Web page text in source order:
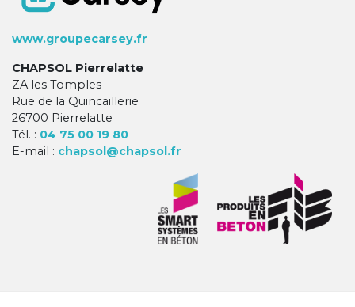
www.groupecarsey.fr
CHAPSOL Pierrelatte
ZA les Tomples
Rue de la Quincaillerie
26700 Pierrelatte
Tél. : 04 75 00 19 80
E-mail : chapsol@chapsol.fr